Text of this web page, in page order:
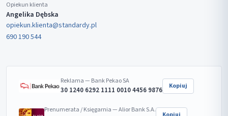
Opiekun klienta
Angelika Dębska
opiekun.klienta@standardy.pl
690 190 544
Reklama — Bank Pekao SA
30 1240 6292 1111 0010 4456 9876 Kopiuj
Prenumerata / Księgarnia — Alior Bank S.A.